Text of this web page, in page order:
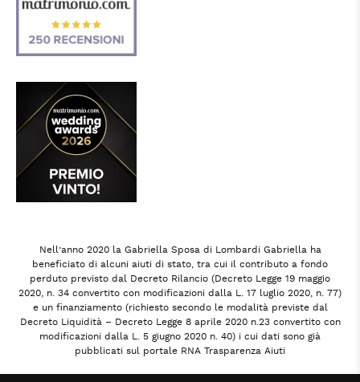
Nell’anno 2020 la Gabriella Sposa di Lombardi Gabriella ha
beneficiato di alcuni aiuti di stato, tra cui il contributo a fondo
perduto previsto dal Decreto Rilancio (Decreto Legge 19 maggio
2020, n. 34 convertito con modificazioni dalla L. 17 luglio 2020, n. 77)
e un finanziamento (richiesto secondo le modalità previste dal
Decreto Liquidità – Decreto Legge 8 aprile 2020 n.23 convertito con
modificazioni dalla L. 5 giugno 2020 n. 40) i cui dati sono già
pubblicati sul portale RNA Trasparenza Aiuti